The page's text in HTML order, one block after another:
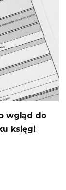
wgląd do
księgi